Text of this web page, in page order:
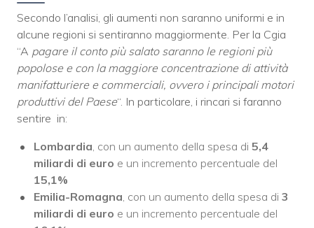
Secondo l’analisi, gli aumenti non saranno uniformi e in
alcune regioni si sentiranno maggiormente. Per la Cgia
“A pagare il conto più salato saranno le regioni più
popolose e con la maggiore concentrazione di attività
manifatturiere e commerciali, ovvero i principali motori
produttivi del Paese“. In particolare, i rincari si faranno
sentire in:
Lombardia , con un aumento della spesa di 5,4
miliardi di euro e un incremento percentuale del
15,1%
Emilia-Romagna , con un aumento della spesa di 3
miliardi di euro e un incremento percentuale del